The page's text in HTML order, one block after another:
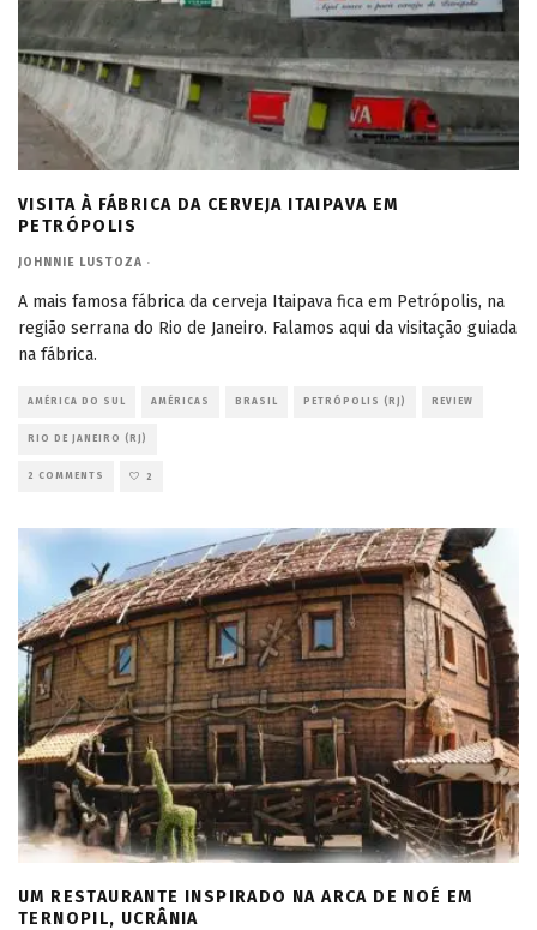
VISITA À FÁBRICA DA CERVEJA ITAIPAVA EM
PETRÓPOLIS
JOHNNIE LUSTOZA ·
A mais famosa fábrica da cerveja Itaipava fica em Petrópolis, na
região serrana do Rio de Janeiro. Falamos aqui da visitação guiada
na fábrica.
AMÉRICA DO SUL AMÉRICAS BRASIL PETRÓPOLIS (RJ) REVIEW
RIO DE JANEIRO (RJ)
2 COMMENTS 2
UM RESTAURANTE INSPIRADO NA ARCA DE NOÉ EM
TERNOPIL, UCRÂNIA